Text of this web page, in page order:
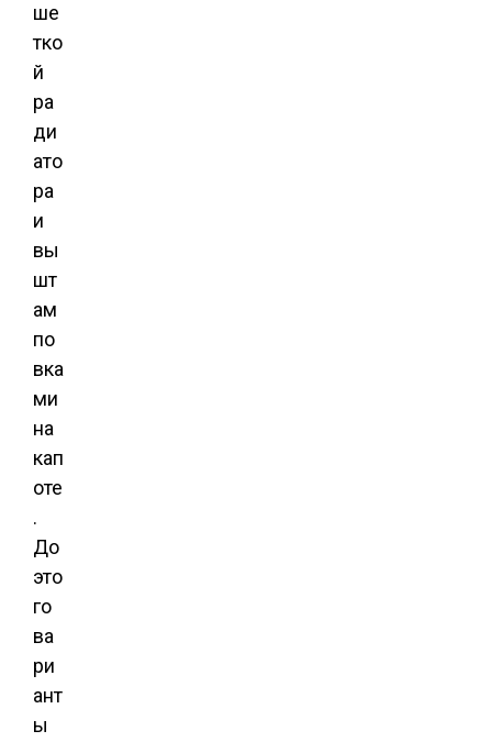
ше
тко
й
ра
ди
ато
ра
и
вы
шт
ам
по
вка
ми
на
кап
оте
.
До
это
го
ва
ри
ант
ы